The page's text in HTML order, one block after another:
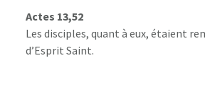
Actes 13,52
Les disciples, quant à eux, étaient
d’Esprit Saint.